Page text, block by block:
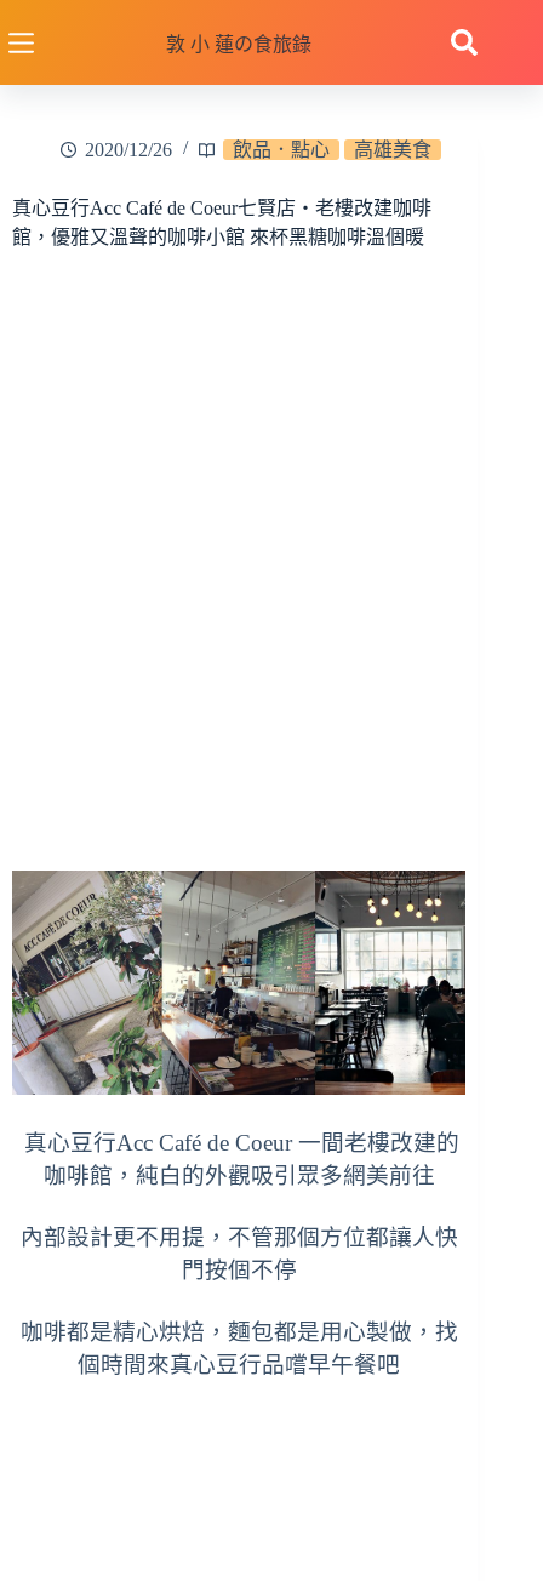
至
敦 小 蓮の食旅錄
2020/12/26 飲品．點心 高雄美食
真心豆行Acc Café de Coeur七賢店‧老樓改建咖啡
館，優雅又溫聲的咖啡小館 來杯黑糖咖啡溫個暖
真心豆行Acc Café de Coeur 一間老樓改建的
咖啡館，純白的外觀吸引眾多網美前往
內部設計更不用提，不管那個方位都讓人快
門按個不停
咖啡都是精心烘焙，麵包都是用心製做，找
個時間來真心豆行品嚐早午餐吧